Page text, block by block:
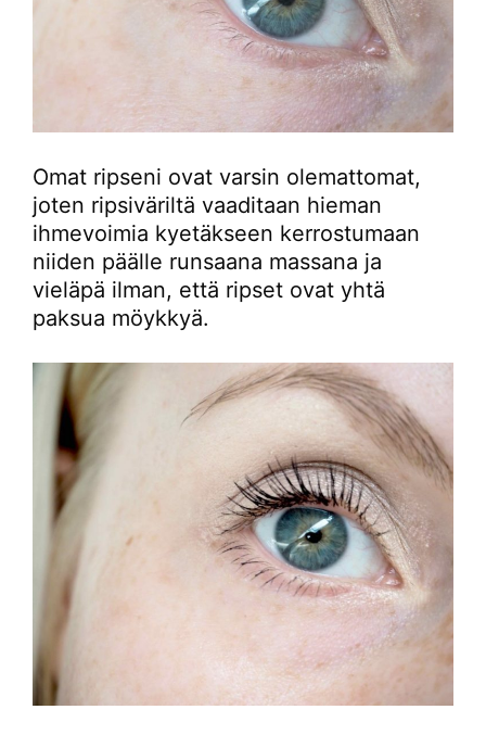
Omat ripseni ovat varsin olemattomat,
joten ripsiväriltä vaaditaan hieman
ihmevoimia kyetäkseen kerrostumaan
niiden päälle runsaana massana ja
vieläpä ilman, että ripset ovat yhtä
paksua möykkyä.